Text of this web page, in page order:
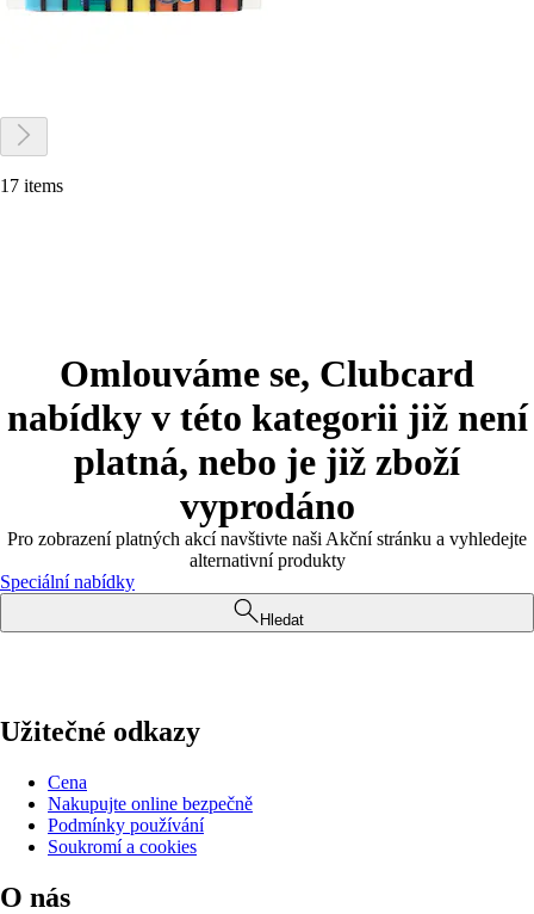
17 items
Omlouváme se, Clubcard
nabídky v této kategorii již není
platná, nebo je již zboží
vyprodáno
Pro zobrazení platných akcí navštivte naši Akční stránku a vyhledejte
alternativní produkty
Speciální nabídky
Hledat
Užitečné odkazy
Cena
Nakupujte online bezpečně
Podmínky používání
Soukromí a cookies
O nás